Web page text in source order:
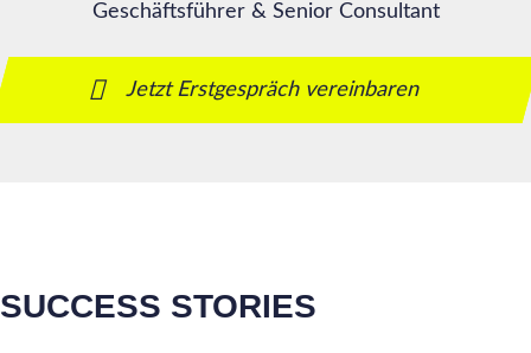
Geschäftsführer & Senior Consultant
Jetzt Erstgespräch vereinbaren
SUCCESS STORIES